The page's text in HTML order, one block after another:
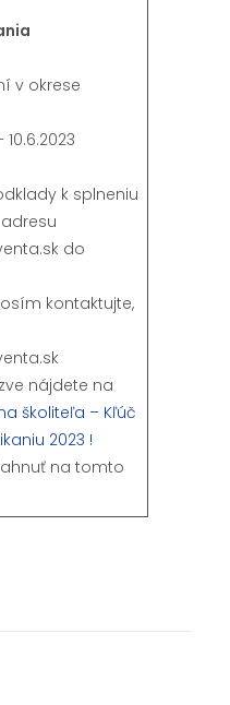
v okrese
k splneniu
do
kontaktujte,
nájdete na
školiteľa – Kľúč
2023 !
na tomto